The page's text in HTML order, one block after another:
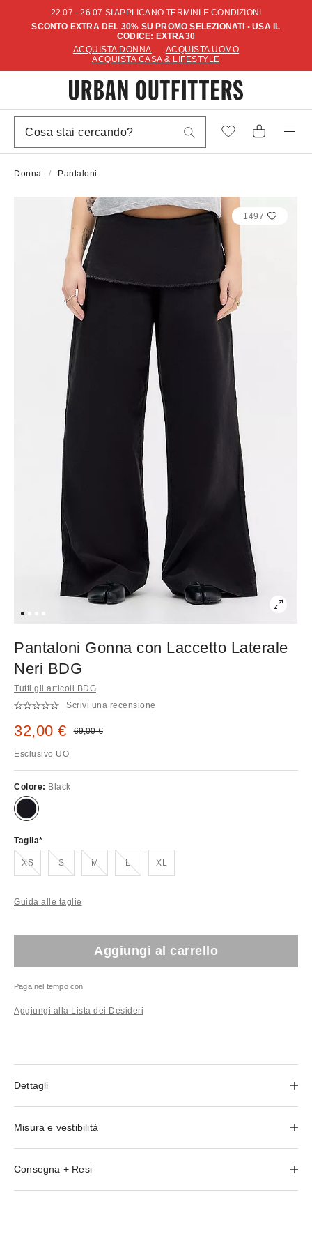
22.07 - 26.07 SI APPLICANO TERMINI E CONDIZIONI
SCONTO EXTRA DEL 30% SU PROMO SELEZIONATI • USA IL
CODICE: EXTRA30
ACQUISTA DONNA
ACQUISTA UOMO
ACQUISTA CASA & LIFESTYLE
Donna Pantaloni
1497
Pantaloni Gonna con Laccetto Laterale
Neri BDG
Tutti gli articoli BDG
Scrivi una recensione
Prezzo di vendita:
32,00 € Prezzo originale:
69,00 €
Esclusivo UO
Colore: Black
Taglia
XSEsaurito!
SEsaurito!
MEsaurito!
LEsaurito!
XL
Guida alle taglie
Aggiungi al carrello
Paga nel tempo con
Aggiungi alla Lista dei Desideri
Dettagli
Misura e vestibilità
Consegna + Resi